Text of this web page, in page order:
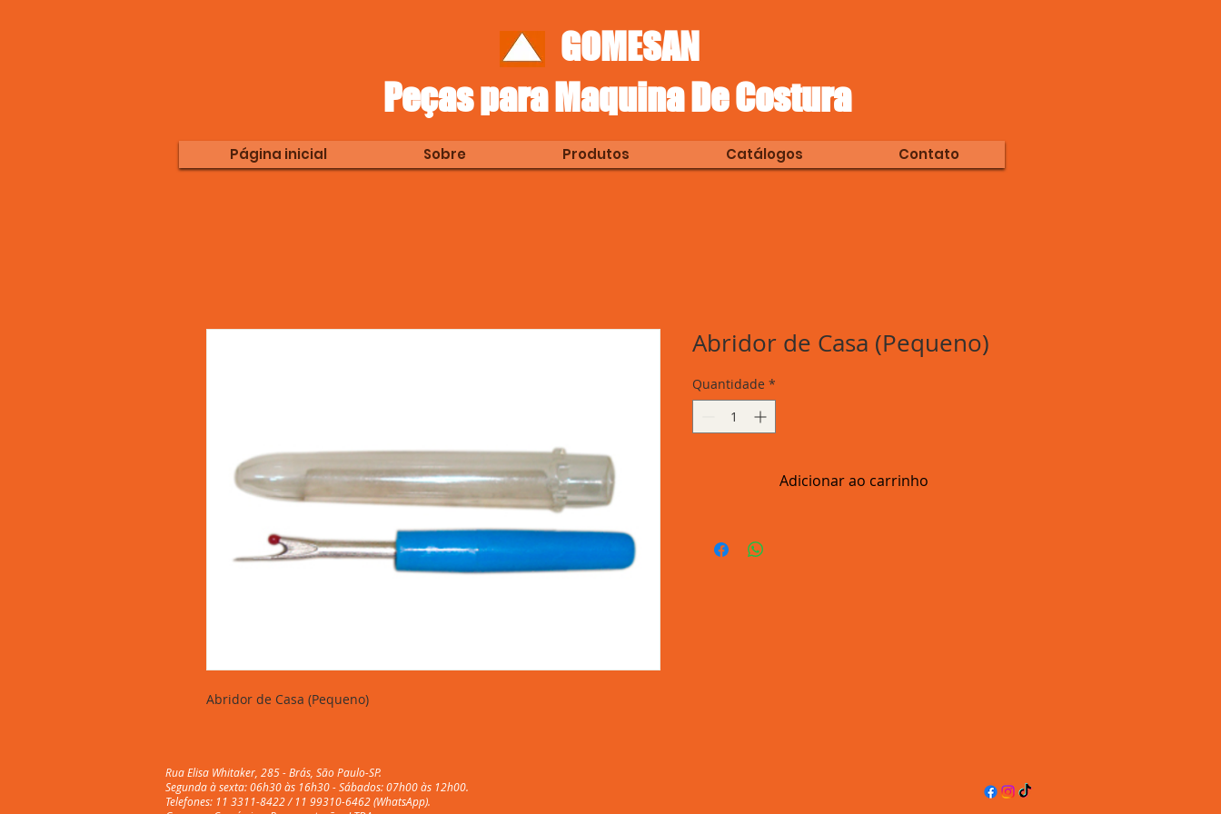
GOMESAN
Peças para Maquina De Costura
Página inicial Sobre Produtos Catálogos Contato
Abridor de Casa (Pequeno)
Abridor de Casa (Pequeno)
Quantidade *
Adicionar ao carrinho
Rua Elisa Whitaker, 285 - Brás, São Paulo-SP.
Segunda à sexta: 06h30 às 16h30 - Sábados: 07h00 às 12h00.
Telefones: 11 3311-8422 / 11 99310-6462 (WhatsApp).